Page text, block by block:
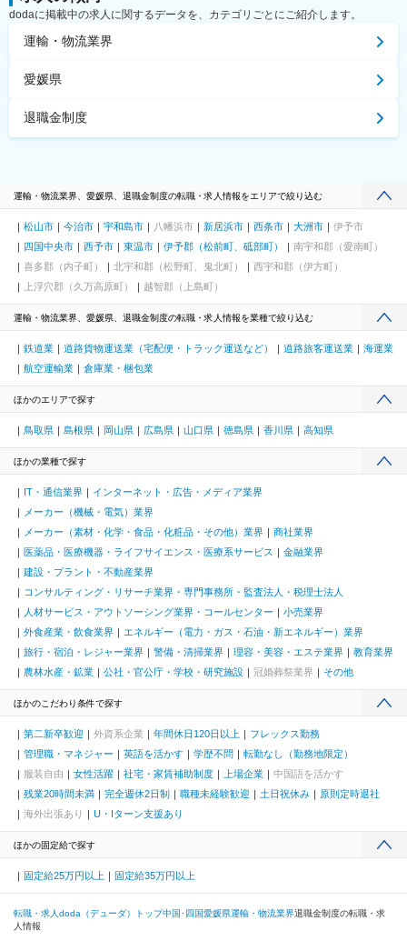
dodaに掲載中の求人に関するデータを、カテゴリごとにご紹介します。
運輸・物流業界
愛媛県
退職金制度
運輸・物流業界、愛媛県、退職金制度の転職・求人情報をエリアで絞り込む
松山市 今治市 宇和島市 八幡浜市 新居浜市 西条市 大洲市
伊予市
四国中央市
西予市 東温市 伊予郡（松前町、砥部町）
南宇和郡（愛南町）
喜多郡（内子町）
北宇和郡（松野町、鬼北町）
西宇和郡（伊方町）
上浮穴郡（久万高原町）
越智郡（上島町）
運輸・物流業界、愛媛県、退職金制度の転職・求人情報を業種で絞り込む
鉄道業 道路貨物運送業（宅配便・トラック運送など） 道路旅客運送業
海運業
航空運輸業
倉庫業・梱包業
ほかのエリアで探す
鳥取県 島根県 岡山県 広島県 山口県 徳島県 香川県 高知県
ほかの業種で探す
IT・通信業界
インターネット・広告・メディア業界
メーカー（機械・電気）業界
メーカー（素材・化学・食品・化粧品・その他）業界
商社業界
医薬品・医療機器・ライフサイエンス・医療系サービス
金融業界
建設・プラント・不動産業界
コンサルティング・リサーチ業界・専門事務所・監査法人・税理士法人
人材サービス・アウトソーシング業界・コールセンター
小売業界
外食産業・飲食業界
エネルギー（電力・ガス・石油・新エネルギー）業界
旅行・宿泊・レジャー業界
警備・清掃業界 理容・美容・エステ業界
教育業界
農林水産・鉱業
公社・官公庁・学校・研究施設 冠婚葬祭業界 その他
ほかのこだわり条件で探す
第二新卒歓迎 外資系企業 年間休日120日以上
フレックス勤務
管理職・マネジャー
英語を活かす 学歴不問
転勤なし（勤務地限定）
服装自由
女性活躍 社宅・家賃補助制度 上場企業
中国語を活かす
残業20時間未満
完全週休2日制 職種未経験歓迎 土日祝休み
原則定時退社
海外出張あり
U・Iターン支援あり
ほかの固定給で探す
固定給25万円以上 固定給35万円以上
転職・求人doda（デューダ）トップ中国･四国愛媛県運輸・物流業界退職金制度の転職・求
人情報